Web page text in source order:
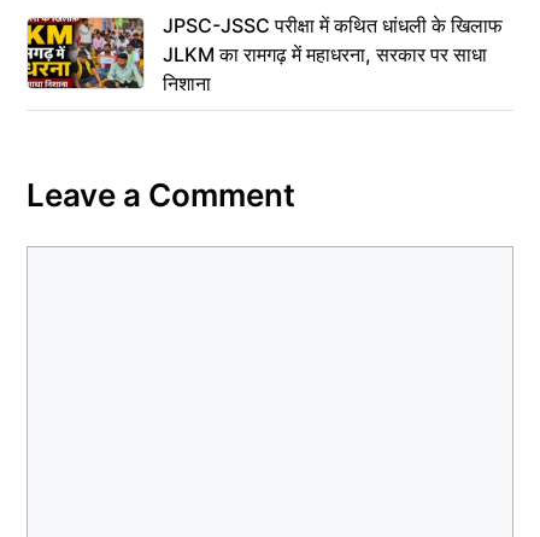
JPSC-JSSC परीक्षा में कथित धांधली के खिलाफ
JLKM का रामगढ़ में महाधरना, सरकार पर साधा
निशाना
Leave a Comment